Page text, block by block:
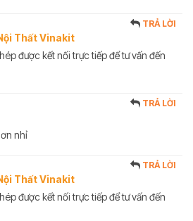
Thất Vinakit
TRẢ LỜI
được kết nối trực tiếp để tư vấn đến
TRẢ LỜI
nhỉ
Thất Vinakit
TRẢ LỜI
được kết nối trực tiếp để tư vấn đến